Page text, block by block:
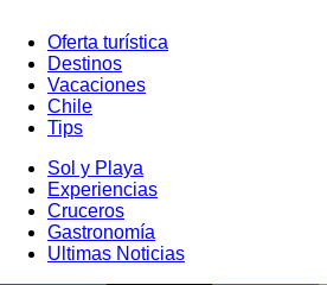
Oferta turística
Destinos
Vacaciones
Chile
Tips
Sol y Playa
Experiencias
Cruceros
Gastronomía
Ultimas Noticias